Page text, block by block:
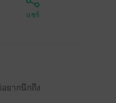
แชร์
ยากนึกถึง